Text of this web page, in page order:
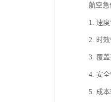
航空急
1. 速
2. 时
3. 覆
4. 安
5. 成